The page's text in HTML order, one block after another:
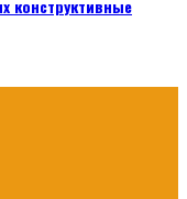
конструктивные